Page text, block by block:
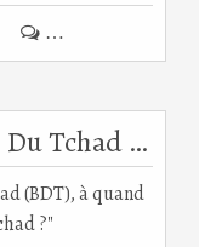
 …
" Après les Brasseries Du Tchad (BDT), à quand le départ de Tigo et Airtel du Tchad ?"